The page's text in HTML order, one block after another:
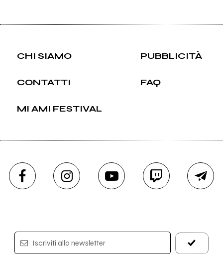
CHI SIAMO PUBBLICITÀ
CONTATTI FAQ
MI AMI FESTIVAL
Iscriviti alla newsletter